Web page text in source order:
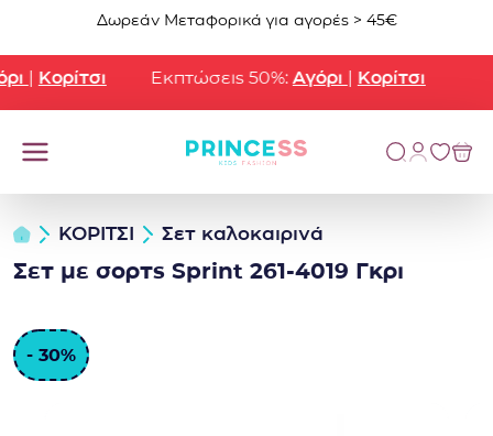
Μετάβαση στο περιεχόμενο
Δωρεάν Μεταφορικά για αγορές > 45€
| Κορίτσι Εκπτώσεις 50%:Αγόρι| Κορίτσι
ΚΟΡΙΤΣΙ Σετ καλοκαιρινά
Σετ με σορτς Sprint 261-4019 Γκρι
- 30%